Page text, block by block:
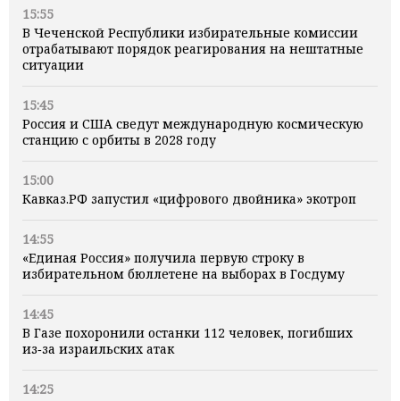
15:55
В Чеченской Республики избирательные комиссии
отрабатывают порядок реагирования на нештатные
ситуации
15:45
Россия и США сведут международную космическую
станцию с орбиты в 2028 году
15:00
Кавказ.РФ запустил «цифрового двойника» экотроп
14:55
«Единая Россия» получила первую строку в
избирательном бюллетене на выборах в Госдуму
14:45
В Газе похоронили останки 112 человек, погибших
из‑за израильских атак
14:25